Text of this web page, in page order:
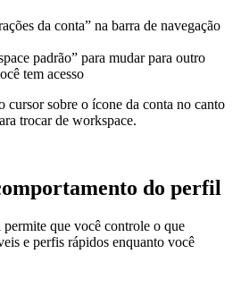
da conta” na barra de navegação
padrão” para mudar para outro
tem acesso
cursor sobre o ícone da conta no canto
trocar de workspace.
do perfil
que você controle o que
e perfis rápidos enquanto você